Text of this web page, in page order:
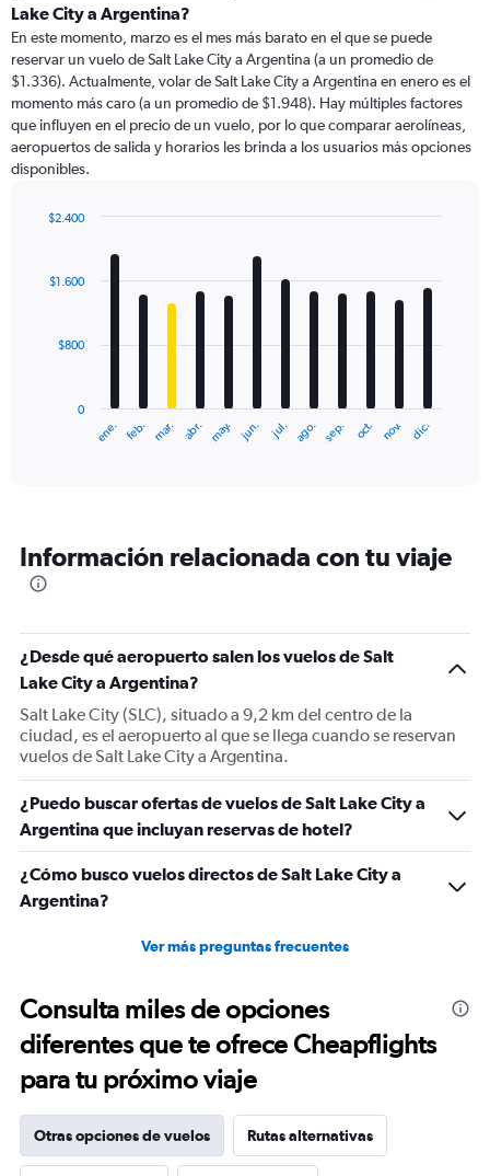
Lake City a Argentina?
En este momento, marzo es el mes más barato en el que se puede
reservar un vuelo de Salt Lake City a Argentina (a un promedio de
$1.336). Actualmente, volar de Salt Lake City a Argentina en enero es el
momento más caro (a un promedio de $1.948). Hay múltiples factores
que influyen en el precio de un vuelo, por lo que comparar aerolíneas,
aeropuertos de salida y horarios les brinda a los usuarios más opciones
disponibles.
with
12
The
categories.
The
Y
axis
displaying
values.
Range:
0
2400.
ene. feb. mar. abr. may. jun. jul. ago. sep. oct. nov. dic.
0
$800
$1.600
$2.400
Información relacionada con tu viaje
¿Desde qué aeropuerto salen los vuelos de Salt
Lake City a Argentina?
Salt Lake City (SLC), situado a 9,2 km del centro de la
ciudad, es el aeropuerto al que se llega cuando se reservan
vuelos de Salt Lake City a Argentina.
¿Puedo buscar ofertas de vuelos de Salt Lake City a
Argentina que incluyan reservas de hotel?
¿Cómo busco vuelos directos de Salt Lake City a
Argentina?
Ver más preguntas frecuentes
Consulta miles de opciones
diferentes que te ofrece Cheapflights
para tu próximo viaje
Otras opciones de vuelos Rutas alternativas